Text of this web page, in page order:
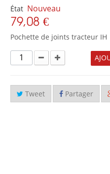
État Nouveau
79,08 €
Pochette de joints tracteur IH
Tweet Partager